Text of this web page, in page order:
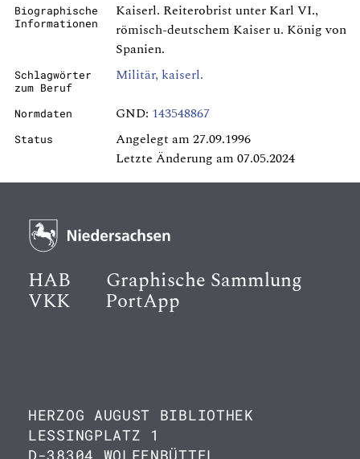
Biographische
Informationen
Kaiserl. Reiterobrist unter Karl VI.,
römisch-deutschem Kaiser u. König von
Spanien.
Schlagwörter
zum Beruf
Militär, kaiserl.
Normdaten GND: 143548867
Status
Angelegt am 27.09.1996
Letzte Änderung am 07.05.2024
HAB Graphische Sammlung
VKK PortApp
HERZOG AUGUST BIBLIOTHEK
LESSINGPLATZ 1